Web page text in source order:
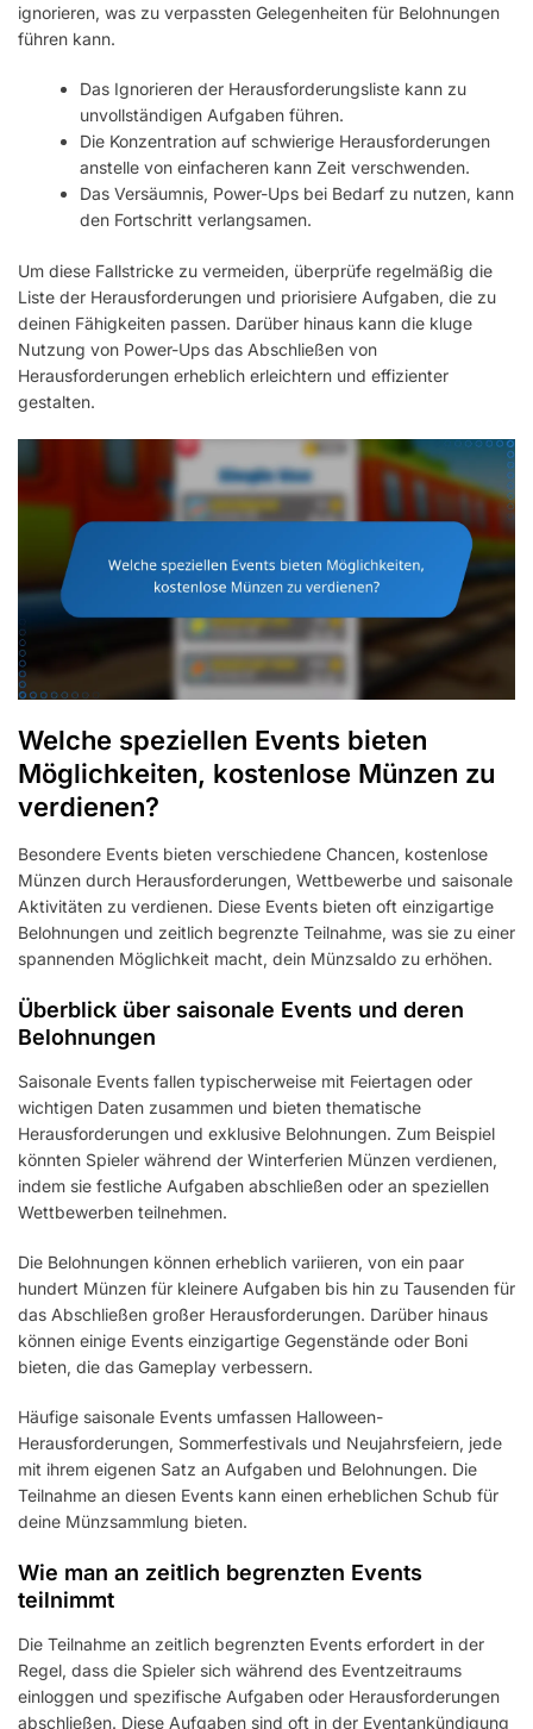
ignorieren, was zu verpassten Gelegenheiten für Belohnungen
führen kann.
Das Ignorieren der Herausforderungsliste kann zu
unvollständigen Aufgaben führen.
Die Konzentration auf schwierige Herausforderungen
anstelle von einfacheren kann Zeit verschwenden.
Das Versäumnis, Power-Ups bei Bedarf zu nutzen, kann
den Fortschritt verlangsamen.
Um diese Fallstricke zu vermeiden, überprüfe regelmäßig die
Liste der Herausforderungen und priorisiere Aufgaben, die zu
deinen Fähigkeiten passen. Darüber hinaus kann die kluge
Nutzung von Power-Ups das Abschließen von
Herausforderungen erheblich erleichtern und effizienter
gestalten.
Welche speziellen Events bieten
Möglichkeiten, kostenlose Münzen zu
verdienen?
Besondere Events bieten verschiedene Chancen, kostenlose
Münzen durch Herausforderungen, Wettbewerbe und saisonale
Aktivitäten zu verdienen. Diese Events bieten oft einzigartige
Belohnungen und zeitlich begrenzte Teilnahme, was sie zu einer
spannenden Möglichkeit macht, dein Münzsaldo zu erhöhen.
Überblick über saisonale Events und deren
Belohnungen
Saisonale Events fallen typischerweise mit Feiertagen oder
wichtigen Daten zusammen und bieten thematische
Herausforderungen und exklusive Belohnungen. Zum Beispiel
könnten Spieler während der Winterferien Münzen verdienen,
indem sie festliche Aufgaben abschließen oder an speziellen
Wettbewerben teilnehmen.
Die Belohnungen können erheblich variieren, von ein paar
hundert Münzen für kleinere Aufgaben bis hin zu Tausenden für
das Abschließen großer Herausforderungen. Darüber hinaus
können einige Events einzigartige Gegenstände oder Boni
bieten, die das Gameplay verbessern.
Häufige saisonale Events umfassen Halloween-
Herausforderungen, Sommerfestivals und Neujahrsfeiern, jede
mit ihrem eigenen Satz an Aufgaben und Belohnungen. Die
Teilnahme an diesen Events kann einen erheblichen Schub für
deine Münzsammlung bieten.
Wie man an zeitlich begrenzten Events
teilnimmt
Die Teilnahme an zeitlich begrenzten Events erfordert in der
Regel, dass die Spieler sich während des Eventzeitraums
einloggen und spezifische Aufgaben oder Herausforderungen
abschließen. Diese Aufgaben sind oft in der Eventankündigung